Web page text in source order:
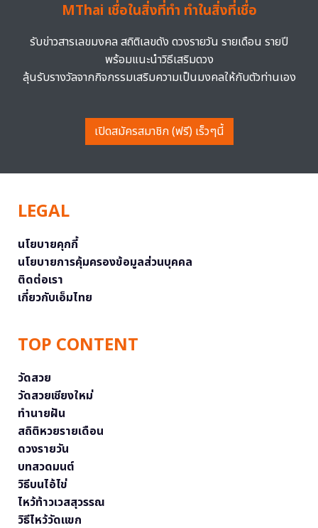
MThai เชื่อในสิ่งที่ทำ ทำในสิ่งที่เชื่อ
รับข่าวสารเลขมงคล สถิติเลขดัง ดวงรายวัน รายเดือน รายปี
พร้อมแนะนำวิธีเสริมดวง
ลุ้นรับรางวัลจากกิจกรรมเสริมความเป็นมงคลให้กับตัวท่านเอง
เปิดสมัครสมาชิก (ฟรี) เร็วๆนี้
LEGAL
นโยบายคุกกี้
นโยบายการคุ้มครองข้อมูลส่วนบุคคล
ติดต่อเรา
เกี่ยวกับเอ็มไทย
TOP CONTENT
วัดสวย
วัดสวยเชียงใหม่
ทำนายฝัน
สถิติหวยรายเดือน
ดวงรายวัน
บทสวดมนต์
วิธีบนไอ้ไข่
ไหว้ท้าวเวสสุวรรณ
วิธีไหว้วัดแขก